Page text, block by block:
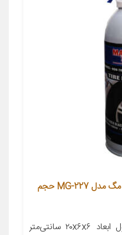
اسپری براق کننده لاستیک خودرو مگ مدل MG-227 حجم
معرفی محصول جزئیات محصول ابعاد ۲۰x۶x۶ سانتی‌متر